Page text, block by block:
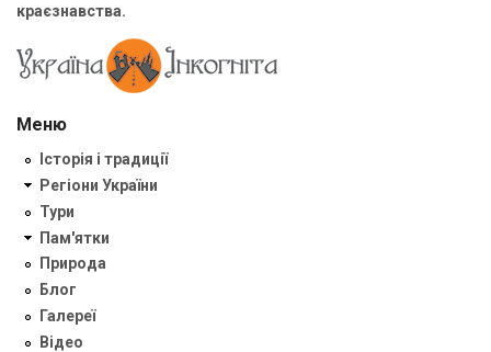
краєзнавства.
Меню
Історія і традиції
Регіони України
Тури
Пам'ятки
Природа
Блог
Галереї
Відео